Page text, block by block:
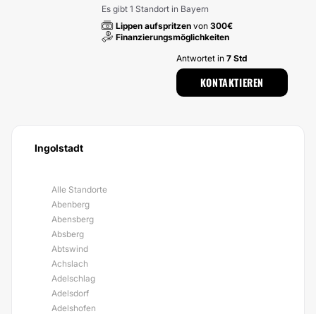
Es gibt 1 Standort in Bayern
Lippen aufspritzen von 300€
Finanzierungsmöglichkeiten
Antwortet in 7 Std
KONTAKTIEREN
Ingolstadt
Alle Standorte
Abenberg
Abensberg
Absberg
Abtswind
Achslach
Adelschlag
Adelsdorf
Adelshofen